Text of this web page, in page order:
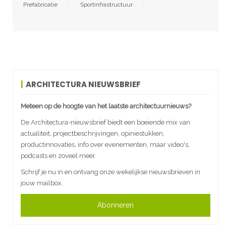
Prefabricatie Sportinfrastructuur
ARCHITECTURA NIEUWSBRIEF
Meteen op de hoogte van het laatste architectuurnieuws?
De Architectura-nieuwsbrief biedt een boeiende mix van
actualiteit, projectbeschrijvingen, opiniestukken,
productinnovaties, info over evenementen, maar video's,
podcasts en zoveel meer.
Schrijf je nu in en ontvang onze wekelijkse nieuwsbrieven in
jouw mailbox.
Abonneren